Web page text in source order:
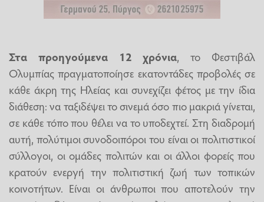
Στα προηγούμενα 12 χρόνια, το Φεστιβάλ
Ολυμπίας πραγματοποίησε εκατοντάδες προβολές σε
κάθε άκρη της Ηλείας και συνεχίζει φέτος με την ίδια
διάθεση: να ταξιδέψει το σινεμά όσο πιο μακριά γίνεται,
σε κάθε τόπο που θέλει να το υποδεχτεί. Στη διαδρομή
αυτή, πολύτιμοι συνοδοιπόροι του είναι οι πολιτιστικοί
σύλλογοι, οι ομάδες πολιτών και οι άλλοι φορείς που
κρατούν ενεργή την πολιτιστική ζωή των τοπικών
κοινοτήτων. Είναι οι άνθρωποι που αποτελούν την